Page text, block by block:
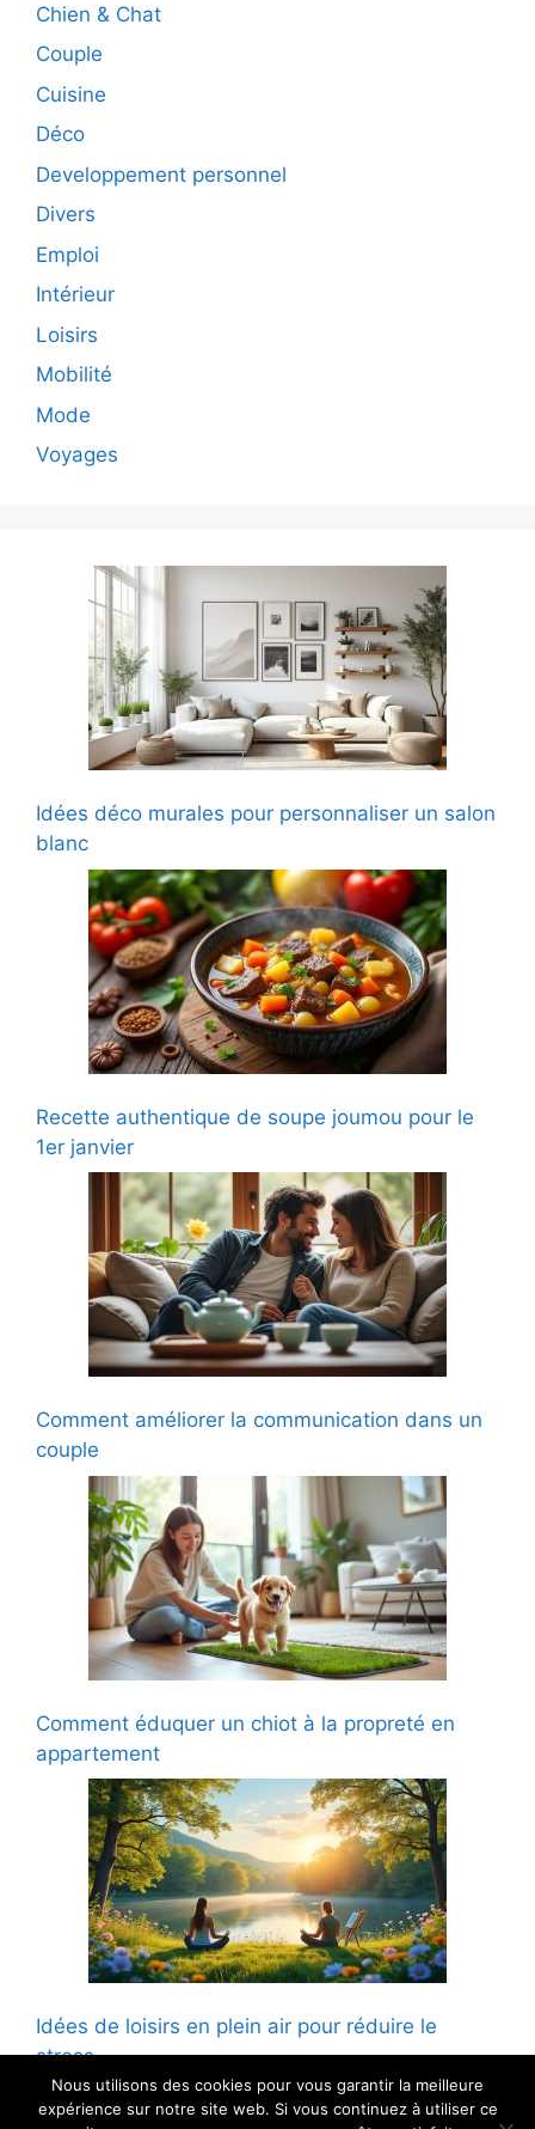
Chien & Chat
Couple
Cuisine
Déco
Developpement personnel
Divers
Emploi
Intérieur
Loisirs
Mobilité
Mode
Voyages
Idées déco murales pour personnaliser un salon
blanc
Recette authentique de soupe joumou pour le
1er janvier
Comment améliorer la communication dans un
couple
Comment éduquer un chiot à la propreté en
appartement
Idées de loisirs en plein air pour réduire le
stress
Nous utilisons des cookies pour vous garantir la meilleure
expérience sur notre site web. Si vous continuez à utiliser ce